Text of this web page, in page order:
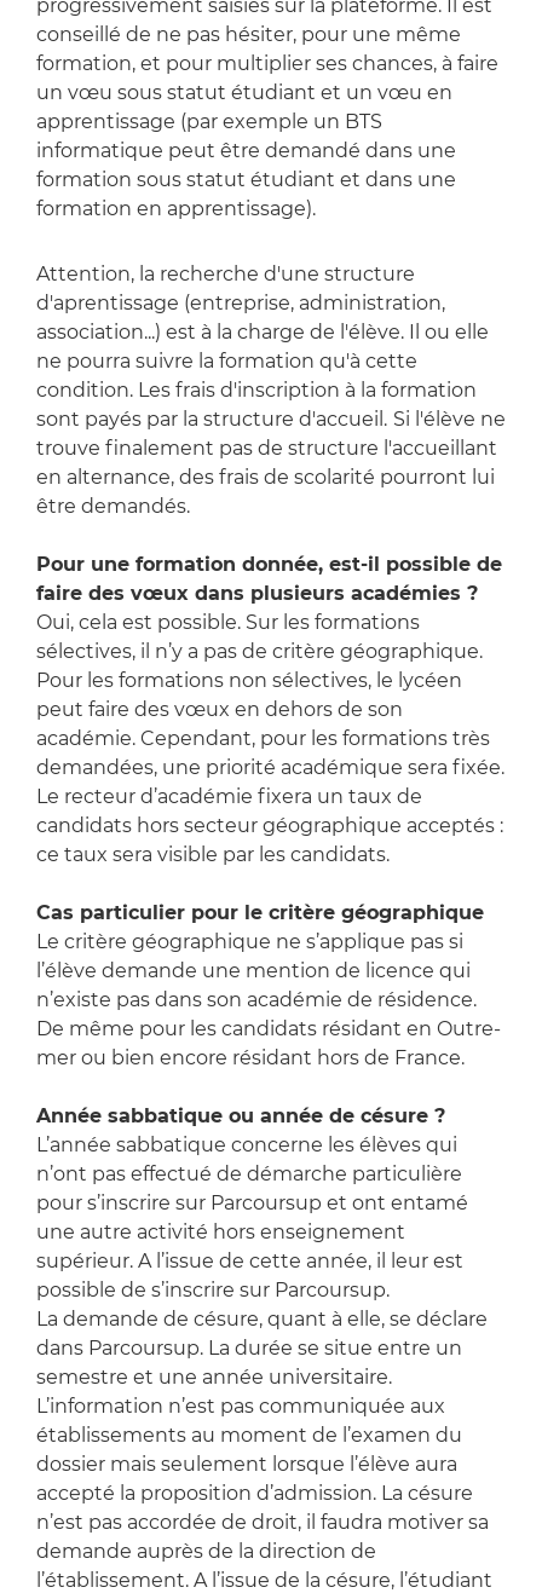
progressivement saisies sur la plateforme. Il est
conseillé de ne pas hésiter, pour une même
formation, et pour multiplier ses chances, à faire
un vœu sous statut étudiant et un vœu en
apprentissage (par exemple un BTS
informatique peut être demandé dans une
formation sous statut étudiant et dans une
formation en apprentissage).
Attention, la recherche d'une structure
d'aprentissage (entreprise, administration,
association...) est à la charge de l'élève. Il ou elle
ne pourra suivre la formation qu'à cette
condition. Les frais d'inscription à la formation
sont payés par la structure d'accueil. Si l'élève ne
trouve finalement pas de structure l'accueillant
en alternance, des frais de scolarité pourront lui
être demandés.
Pour une formation donnée, est-il possible de
faire des vœux dans plusieurs académies ?
Oui, cela est possible. Sur les formations
sélectives, il n’y a pas de critère géographique.
Pour les formations non sélectives, le lycéen
peut faire des vœux en dehors de son
académie. Cependant, pour les formations très
demandées, une priorité académique sera fixée.
Le recteur d’académie fixera un taux de
candidats hors secteur géographique acceptés :
ce taux sera visible par les candidats.
Cas particulier pour le critère géographique
Le critère géographique ne s’applique pas si
l’élève demande une mention de licence qui
n’existe pas dans son académie de résidence.
De même pour les candidats résidant en Outre-
mer ou bien encore résidant hors de France.
Année sabbatique ou année de césure ?
L’année sabbatique concerne les élèves qui
n’ont pas effectué de démarche particulière
pour s’inscrire sur Parcoursup et ont entamé
une autre activité hors enseignement
supérieur. A l’issue de cette année, il leur est
possible de s’inscrire sur Parcoursup.
La demande de césure, quant à elle, se déclare
dans Parcoursup. La durée se situe entre un
semestre et une année universitaire.
L’information n’est pas communiquée aux
établissements au moment de l’examen du
dossier mais seulement lorsque l’élève aura
accepté la proposition d’admission. La césure
n’est pas accordée de droit, il faudra motiver sa
demande auprès de la direction de
l’établissement. A l’issue de la césure, l’étudiant